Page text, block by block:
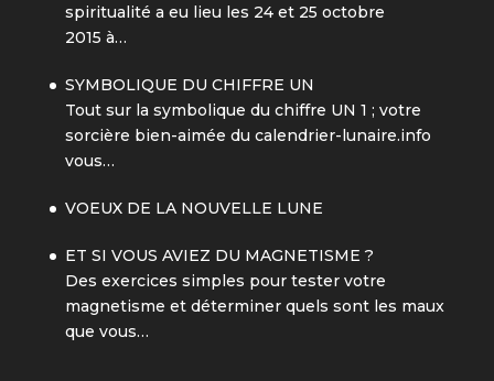
spiritualité a eu lieu les 24 et 25 octobre
2015 à…
SYMBOLIQUE DU CHIFFRE UN
Tout sur la symbolique du chiffre UN 1 ; votre
sorcière bien-aimée du calendrier-lunaire.info
vous…
VOEUX DE LA NOUVELLE LUNE
ET SI VOUS AVIEZ DU MAGNETISME ?
Des exercices simples pour tester votre
magnetisme et déterminer quels sont les maux
que vous…